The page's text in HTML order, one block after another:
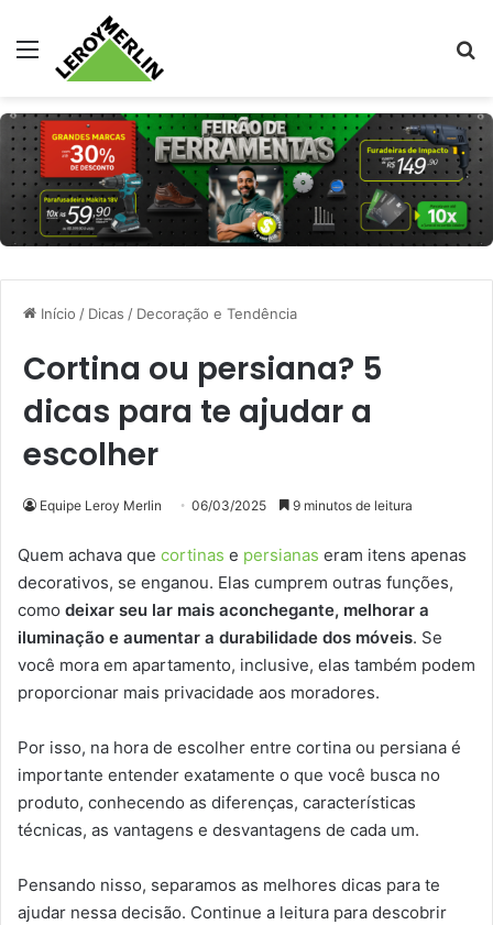
Menu
Início / Dicas / Decoração e Tendência
Cortina ou persiana? 5
dicas para te ajudar a
escolher
Equipe Leroy Merlin 06/03/2025 9 minutos de leitura
Quem achava que cortinas e persianas eram itens apenas
decorativos, se enganou. Elas cumprem outras funções,
como deixar seu lar mais aconchegante, melhorar a
iluminação e aumentar a durabilidade dos móveis. Se
você mora em apartamento, inclusive, elas também podem
proporcionar mais privacidade aos moradores.
Por isso, na hora de escolher entre cortina ou persiana é
importante entender exatamente o que você busca no
produto, conhecendo as diferenças, características
técnicas, as vantagens e desvantagens de cada um.
Pensando nisso, separamos as melhores dicas para te
ajudar nessa decisão. Continue a leitura para descobrir